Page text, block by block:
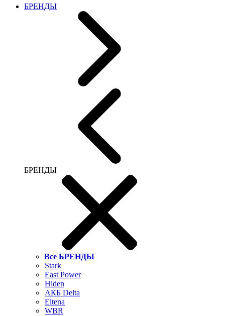
БРЕНДЫ
БРЕНДЫ
Все БРЕНДЫ
Stark
East Power
Hiden
АКБ Delta
Eltena
WBR